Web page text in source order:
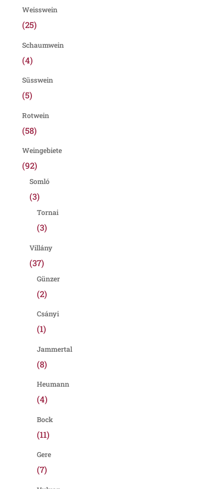
Weisswein
(25)
Schaumwein
(4)
Süsswein
(5)
Rotwein
(58)
Weingebiete
(92)
Somló
(3)
Tornai
(3)
Villány
(37)
Günzer
(2)
Csányi
(1)
Jammertal
(8)
Heumann
(4)
Bock
(11)
Gere
(7)